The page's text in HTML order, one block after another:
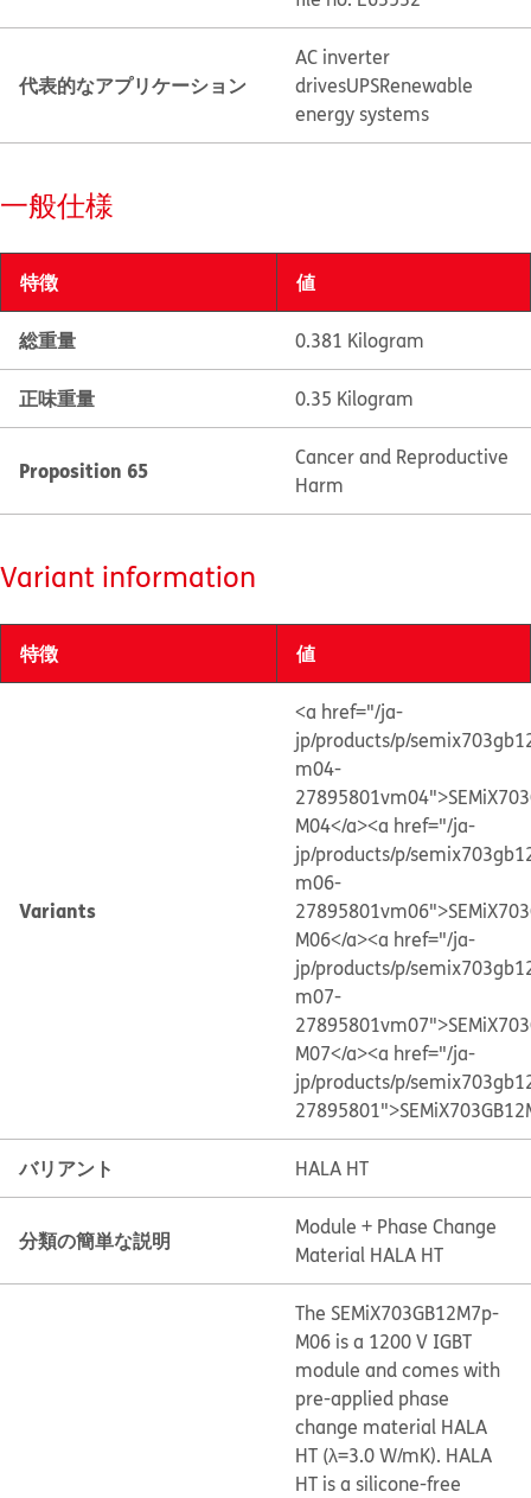
代表的なアプリケーション
AC inverter
drivesUPSRenewable
energy systems
一般仕様
特徴 値
総重量 0.381 Kilogram
正味重量 0.35 Kilogram
Proposition 65
Cancer and Reproductive
Harm
Variant information
特徴 値
Variants
<a href="/ja-
jp/products/p/
m04-
M04</a><a href="/ja-
jp/products/p/
m06-
M06</a><a href="/ja-
jp/products/p/
m07-
M07</a><a href="/ja-
jp/products/p/
バリアント HALA HT
分類の簡単な説明
Module + Phase Change
Material HALA HT
The SEMiX703GB12M7p-
M06 is a 1200 V IGBT
module and comes with
pre-applied phase
change material HALA
HT (λ=3.0 W/mK). HALA
HT is a silicone-free